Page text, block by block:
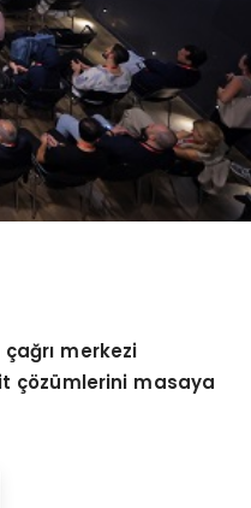
merkezi
çözümlerini masaya